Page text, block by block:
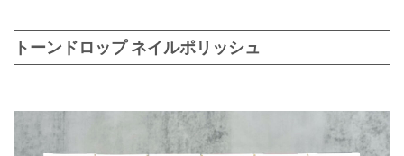
トーンドロップ ネイルポリッシュ